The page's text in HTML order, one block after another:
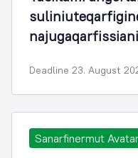
Deadline 23. August
Sanarfinermut